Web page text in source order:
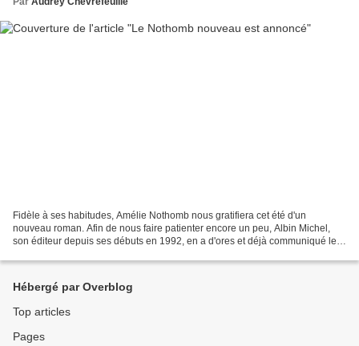
Fidèle à ses habitudes, Amélie Nothomb nous gratifiera cet été d'un
nouveau roman. Afin de nous faire patienter encore un peu, Albin Michel,
son éditeur depuis ses débuts en 1992, en a d'ores et déjà communiqué le
Hébergé par Overblog
Top articles
Pages